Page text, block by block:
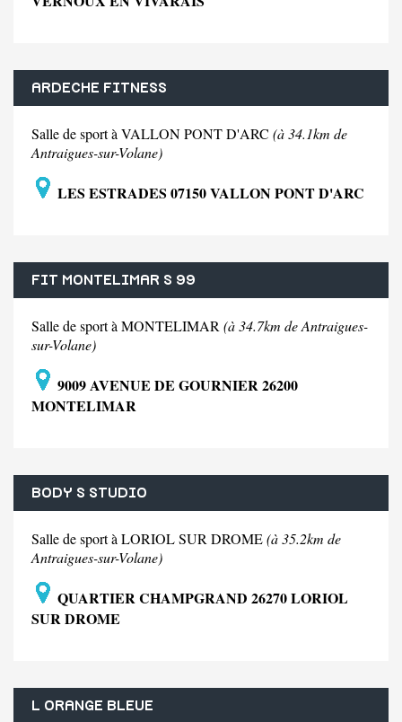
ARDECHE FITNESS
Salle de sport à VALLON PONT D'ARC (à 34.1km de
Antraigues-sur-Volane)
LES ESTRADES 07150 VALLON PONT D'ARC
FIT MONTELIMAR S 99
Salle de sport à MONTELIMAR (à 34.7km de Antraigues-
sur-Volane)
9009 AVENUE DE GOURNIER 26200
MONTELIMAR
BODY S STUDIO
Salle de sport à LORIOL SUR DROME(à 35.2km de
Antraigues-sur-Volane)
QUARTIER CHAMPGRAND 26270 LORIOL
SUR DROME
L ORANGE BLEUE